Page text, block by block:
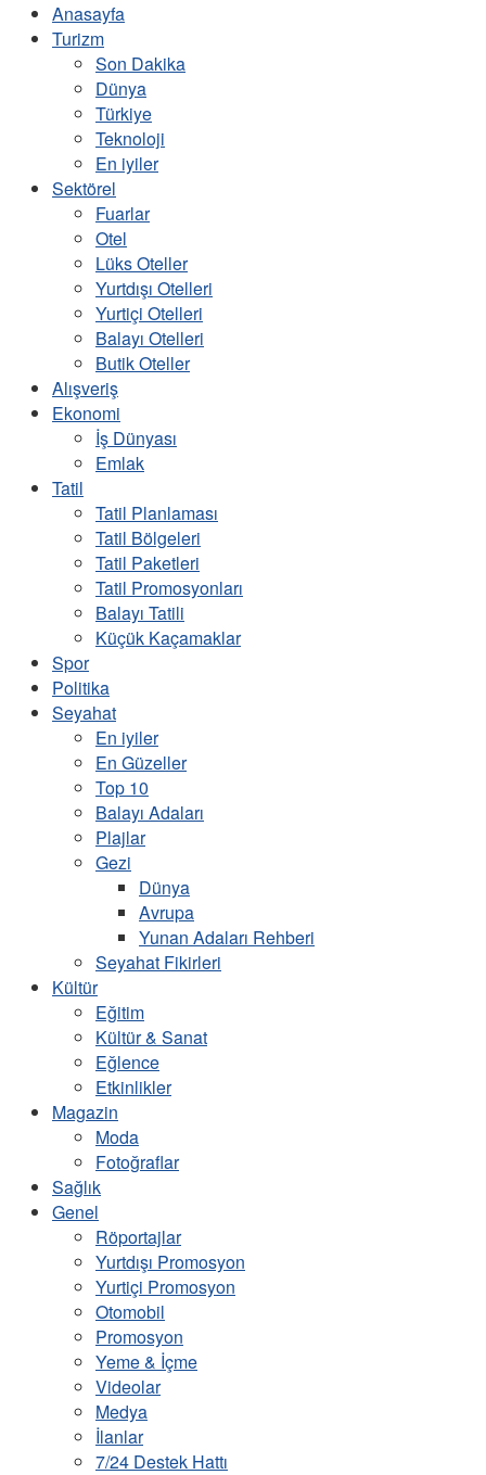
Anasayfa
Turizm
Son Dakika
Dünya
Türkiye
Teknoloji
En iyiler
Sektörel
Fuarlar
Otel
Lüks Oteller
Yurtdışı Otelleri
Yurtiçi Otelleri
Balayı Otelleri
Butik Oteller
Alışveriş
Ekonomi
İş Dünyası
Emlak
Tatil
Tatil Planlaması
Tatil Bölgeleri
Tatil Paketleri
Tatil Promosyonları
Balayı Tatili
Küçük Kaçamaklar
Spor
Politika
Seyahat
En iyiler
En Güzeller
Top 10
Balayı Adaları
Plajlar
Gezi
Dünya
Avrupa
Yunan Adaları Rehberi
Seyahat Fikirleri
Kültür
Eğitim
Kültür & Sanat
Eğlence
Etkinlikler
Magazin
Moda
Fotoğraflar
Sağlık
Genel
Röportajlar
Yurtdışı Promosyon
Yurtiçi Promosyon
Otomobil
Promosyon
Yeme & İçme
Videolar
Medya
İlanlar
7/24 Destek Hattı